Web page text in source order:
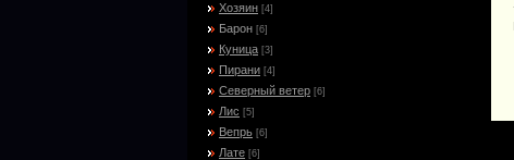
Хозяин [4]
Барон [6]
Куница [3]
Пирани [4]
Северный ветер [6]
Лис [5]
Вепрь [6]
Лате [6]